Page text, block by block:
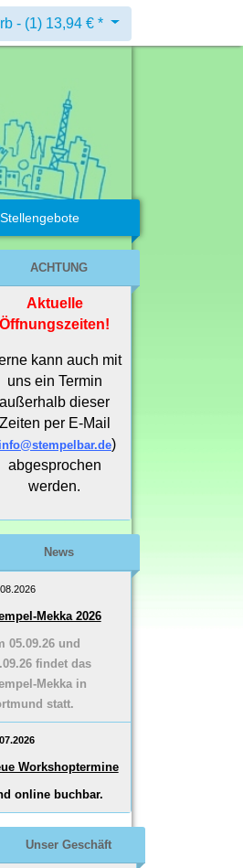
- (1) 13,94 € *
Stellengebote
ACHTUNG
Aktuelle
Öffnungszeiten!
kann auch mit
uns ein Termin
außerhalb dieser
Zeiten per E-Mail
info@stempelbar.de)
abgesprochen
werden.
News
Mekka 2026
05.09.26 und
findet das
Mekka in
statt.
Workshoptermine
online buchbar.
Unser Geschäft